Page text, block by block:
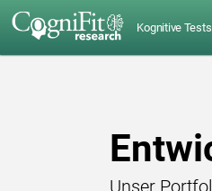
Kognitive Tests